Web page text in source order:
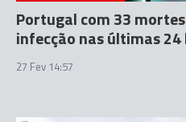
Portugal com 33
infecção nas últimas
27 Fev 14:57